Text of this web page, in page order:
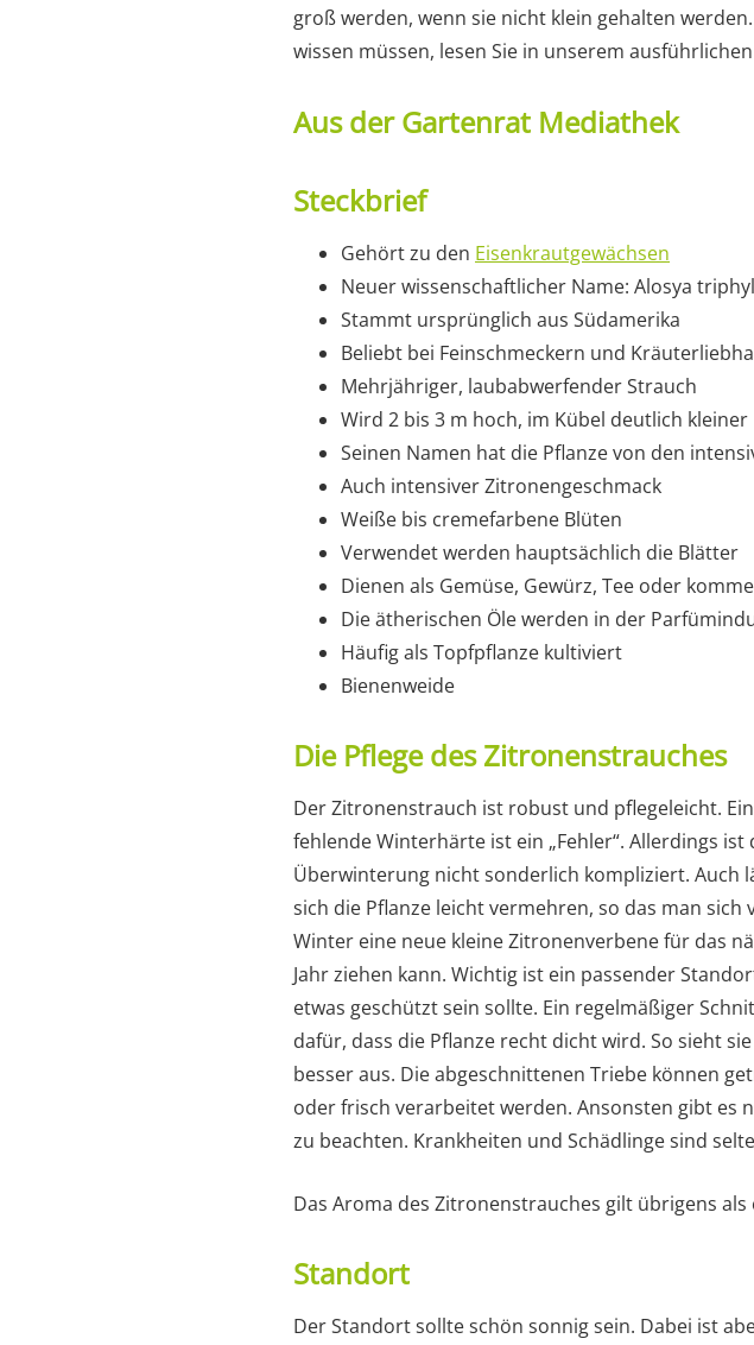
groß werden, wenn sie nicht klein gehalten
wissen müssen, lesen Sie in unserem
Aus der Gartenrat Mediathek
Steckbrief
Gehört zu den Eisenkrautgewächsen
Neuer wissenschaftlicher Name: Alosya
Stammt ursprünglich aus Südamerika
Beliebt bei Feinschmeckern und
Mehrjähriger, laubabwerfender Strauch
Wird 2 bis 3 m hoch, im Kübel deutlich kleiner
Seinen Namen hat die Pflanze von den
Auch intensiver Zitronengeschmack
Weiße bis cremefarbene Blüten
Verwendet werden hauptsächlich die Blätter
Dienen als Gemüse, Gewürz, Tee oder
Die ätherischen Öle werden in der
Häufig als Topfpflanze kultiviert
Bienenweide
Die Pflege des Zitronenstrauches
Der Zitronenstrauch ist robust und pflegeleicht.
fehlende Winterhärte ist ein „Fehler“. Allerdings ist
Überwinterung nicht sonderlich kompliziert. Auch
sich die Pflanze leicht vermehren, so das man sich
Winter eine neue kleine Zitronenverbene für das
Jahr ziehen kann. Wichtig ist ein passender
etwas geschützt sein sollte. Ein regelmäßiger
dafür, dass die Pflanze recht dicht wird. So sieht
besser aus. Die abgeschnittenen Triebe können
oder frisch verarbeitet werden. Ansonsten gibt es
zu beachten. Krankheiten und Schädlinge sind
Das Aroma des Zitronenstrauches gilt übrigens
Standort
Der Standort sollte schön sonnig sein. Dabei ist